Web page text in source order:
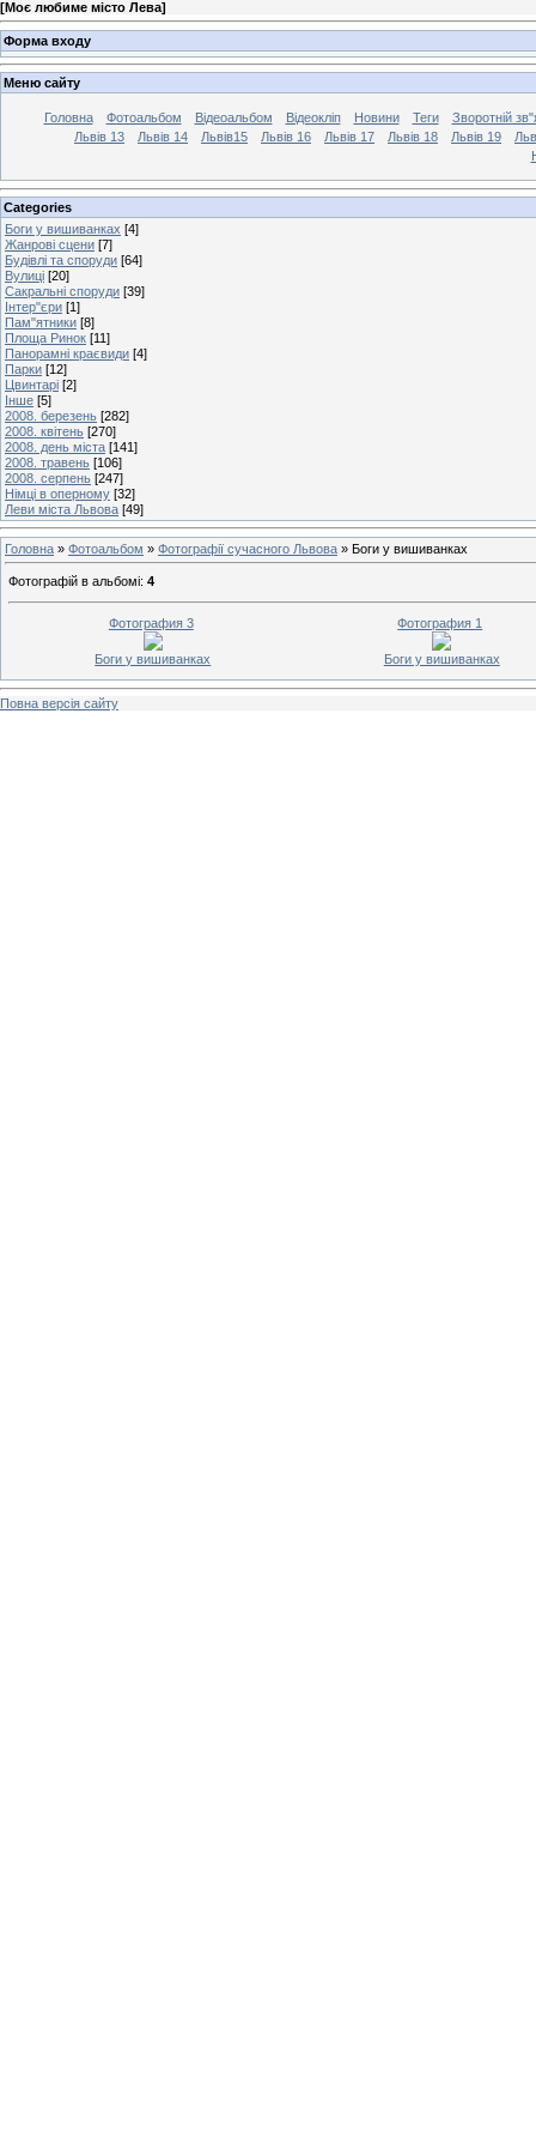
[Моє любиме місто Лева]
Форма входу
Меню сайту
Головна Фотоальбом Відеоальбом Відеокліп Новини Теги
Зворотній
Львів 13
Львів 14 Львів15 Львів 16 Львів 17 Львів 18 Львів 19
Categories
Боги у вишиванках [4]
Жанрові сцени [7]
Будівлі та споруди [64]
Вулиці [20]
Сакральні споруди [39]
Інтер"єри [1]
Пам"ятники [8]
Площа Ринок [11]
Панорамні краєвиди [4]
Парки [12]
Цвинтарі [2]
Інше [5]
2008. березень [282]
2008. квітень [270]
2008. день міста [141]
2008. травень [106]
2008. серпень [247]
Німці в оперному [32]
Леви міста Львова [49]
Головна » Фотоальбом » Фотографії сучасного Львова » Боги у вишиванках
Фотографій в альбомі: 4
Фотография 3
Боги у вишиванках
Фотография 1
Боги у вишиванках
Повна версія сайту